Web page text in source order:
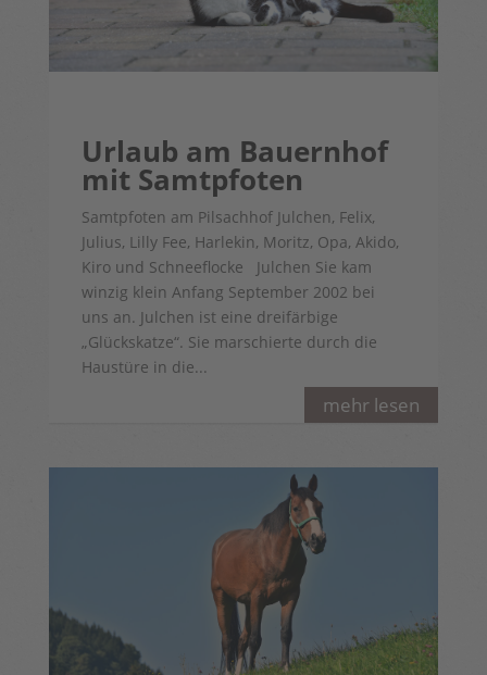
mehr lesen
Urlaub am Bauernhof
mit Samtpfoten
Samtpfoten am Pilsachhof Julchen, Felix,
Julius, Lilly Fee, Harlekin, Moritz, Opa, Akido,
Kiro und Schneeflocke Julchen Sie kam
winzig klein Anfang September 2002 bei
uns an. Julchen ist eine dreifärbige
„Glückskatze“. Sie marschierte durch die
Haustüre in die...